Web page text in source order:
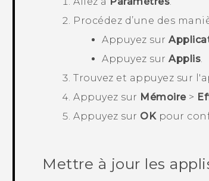
Procédez d’une des
Appuyez sur
Appuyez surApplis
Trouvez et appuyez sur
Appuyez sur Mémoire>
Appuyez sur OKpour
Mettre à jour les